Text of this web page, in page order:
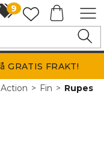
9
GRATIS FRAKT!
> Fin>Rupes